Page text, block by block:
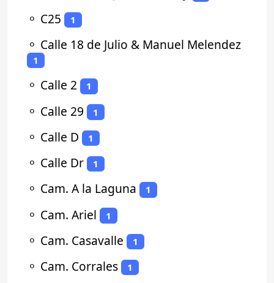
⚬ C25 1
⚬ Calle 18 de Julio & Manuel Melendez
1
⚬ Calle 2 1
⚬ Calle 29 1
⚬ Calle D 1
⚬ Calle Dr 1
⚬ Cam. A la Laguna 1
⚬ Cam. Ariel 1
⚬ Cam. Casavalle 1
⚬ Cam. Corrales 1